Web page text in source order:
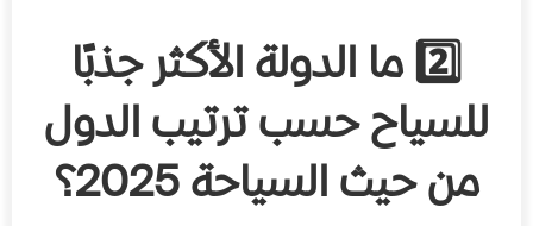
2️⃣ ما الدولة الأكثر جذبًا
للسياح حسب ترتيب الدول
من حيث السياحة 2025؟